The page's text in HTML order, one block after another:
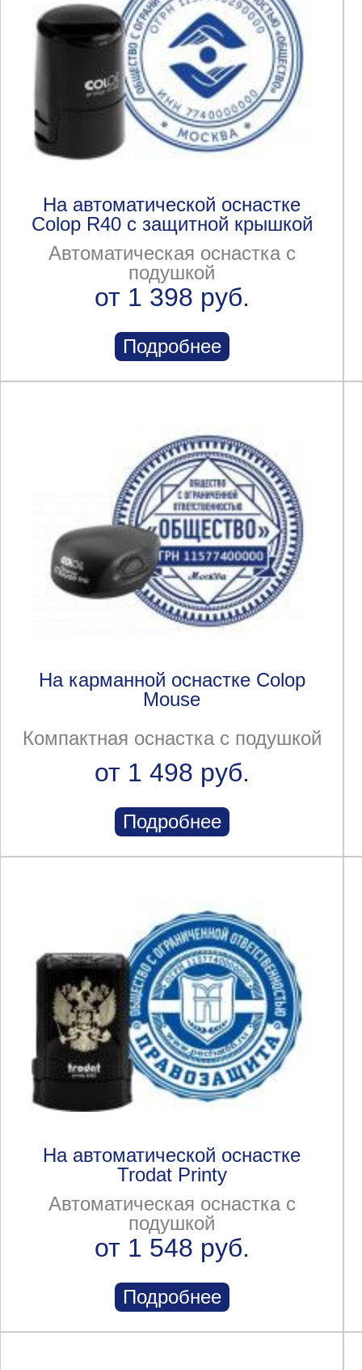
На автоматической оснастке
Colop R40 с защитной крышкой
Автоматическая оснастка с
подушкой
от 1 398 руб.
Подробнее
На карманной оснастке Colop
Mouse
Компактная оснастка с подушкой
от 1 498 руб.
Подробнее
На автоматической оснастке
Trodat Printy
Автоматическая оснастка с
подушкой
от 1 548 руб.
Подробнее